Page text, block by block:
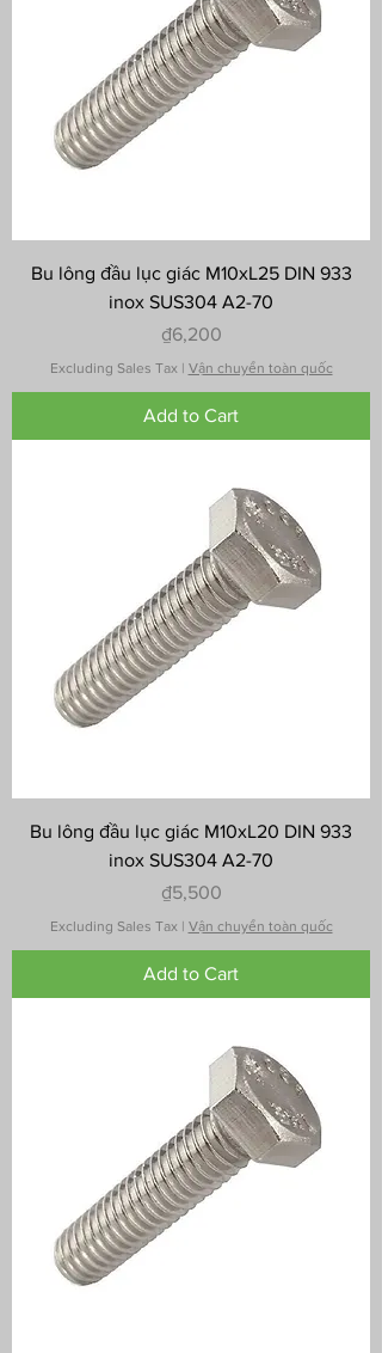
Bu lông đầu lục giác M10xL25 DIN 933
inox SUS304 A2-70
Price
₫6,200
Excluding Sales Tax| Vận chuyển toàn quốc
Add to Cart
Bu lông đầu lục giác M10xL20 DIN 933
inox SUS304 A2-70
Price
₫5,500
Excluding Sales Tax| Vận chuyển toàn quốc
Add to Cart